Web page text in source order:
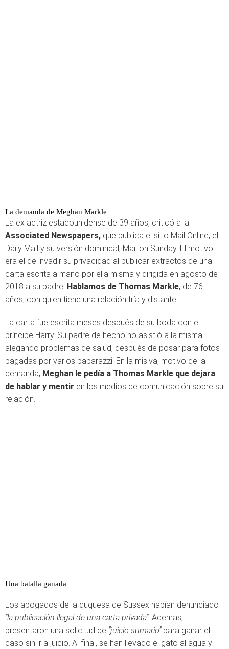
La demanda de Meghan Markle
La ex actriz estadounidense de 39 años, criticó a la
Associated Newspapers, que publica el sitio Mail Online, el
Daily Mail y su versión dominical, Mail on Sunday. El motivo
era el de invadir su privacidad al publicar extractos de una
carta escrita a mano por ella misma y dirigida en agosto de
2018 a su padre. Hablamos de Thomas Markle, de 76
años, con quien tiene una relación fría y distante.
La carta fue escrita meses después de su boda con el
príncipe Harry. Su padre de hecho no asistió a la misma
alegando problemas de salud, después de posar para fotos
pagadas por varios paparazzi. En la misiva, motivo de la
demanda, Meghan le pedía a Thomas Markle que dejara
de hablar y mentir en los medios de comunicación sobre su
relación.
Una batalla ganada
Los abogados de la duquesa de Sussex habían denunciado
"la publicación ilegal de una carta privada". Ademas,
presentaron una solicitud de "juicio sumario"para ganar el
caso sin ir a juicio. Al final, se han llevado el gato al agua y